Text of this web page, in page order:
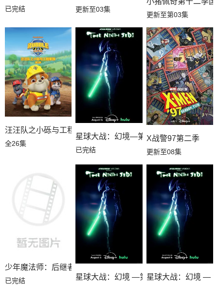
已完结 更新至03集
更新至第03集
汪汪队之小砾与工程家族第三季国语
全26集
星球大战：幻境—第九个绝地武士
已完结
X战警97第二季
更新至08集
少年魔法师：后继者第三季
已完结 星球大战：幻境 —第九个绝地武士
星球大战：幻境 —